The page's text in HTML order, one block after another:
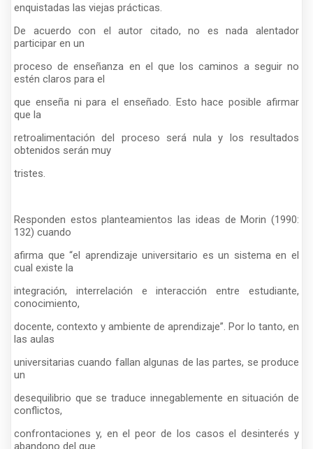
enquistadas las viejas prácticas.
De acuerdo con el autor citado, no es nada alentador
participar en un
proceso de enseñanza en el que los caminos a seguir no
estén claros para el
que enseña ni para el enseñado. Esto hace posible afirmar
que la
retroalimentación del proceso será nula y los resultados
obtenidos serán muy
tristes.
Responden estos planteamientos las ideas de Morin (1990:
132) cuando
afirma que “el aprendizaje universitario es un sistema en el
cual existe la
integración, interrelación e interacción entre estudiante,
conocimiento,
docente, contexto y ambiente de aprendizaje”. Por lo tanto, en
las aulas
universitarias cuando fallan algunas de las partes, se produce
un
desequilibrio que se traduce innegablemente en situación de
conflictos,
confrontaciones y, en el peor de los casos el desinterés y
abandono del que